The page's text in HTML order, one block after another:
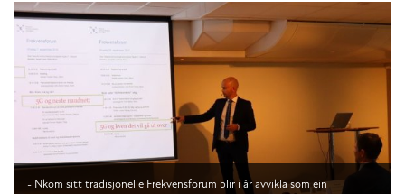
- Nkom sitt tradisjonelle Frekvensforum blir i år avvikla som ein